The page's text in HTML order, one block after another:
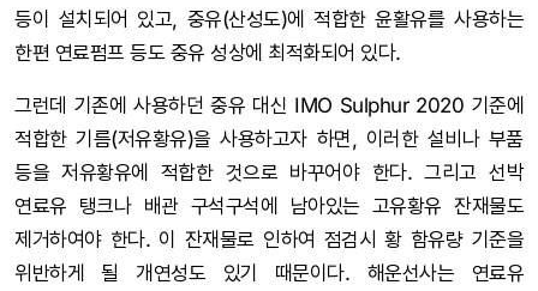
등이 설치되어 있고, 중유(산성도)에 적합한 윤활유를 사용하는
한편 연료펌프 등도 중유 성상에 최적화되어 있다.
그런데 기존에 사용하던 중유 대신 IMO Sulphur 2020 기준에
적합한 기름(저유황유)을 사용하고자 하면, 이러한 설비나 부품
등을 저유황유에 적합한 것으로 바꾸어야 한다. 그리고 선박
연료유 탱크나 배관 구석구석에 남아있는 고유황유 잔재물도
제거하여야 한다. 이 잔재물로 인하여 점검시 황 함유량 기준을
위반하게 될 개연성도 있기 때문이다. 해운선사는 연료유